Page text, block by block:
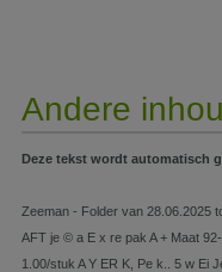
Andere
Deze tekst wordt automatisch
Zeeman - Folder van 28.06.2025
AFT je © a E x re pak A + Maat
1.00/stuk A Y ER K, Pe k.. 5 w Ei